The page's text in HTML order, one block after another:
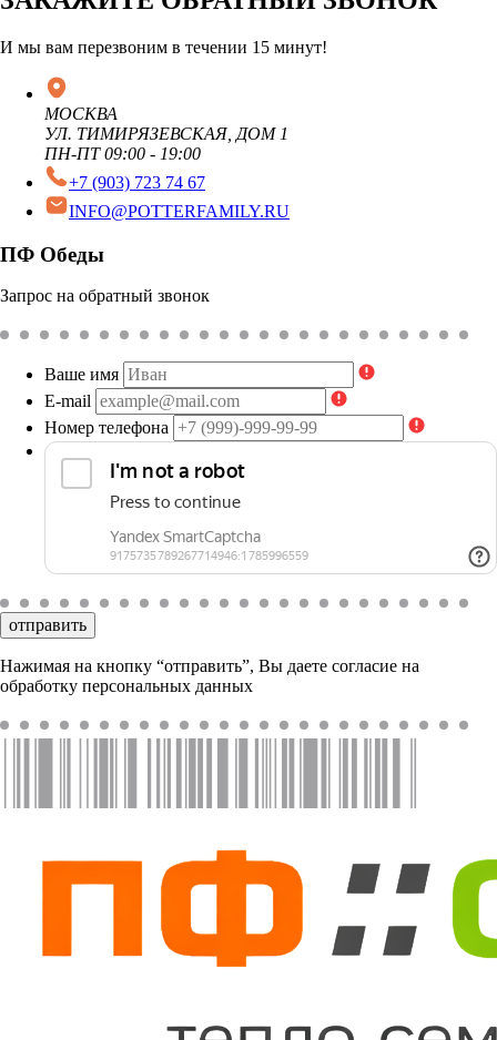
И мы вам перезвоним в течении 15 минут!
МОСКВА
УЛ. ТИМИРЯЗЕВСКАЯ, ДОМ 1
ПН-ПТ 09:00 - 19:00
+7 (903) 723 74 67
INFO@POTTERFAMILY.RU
ПФ Обеды
Запрос на обратный звонок
Ваше имя
E-mail
Номер телефона
отправить
Нажимая на кнопку “отправить”, Вы даете согласие на
обработку персональных данных